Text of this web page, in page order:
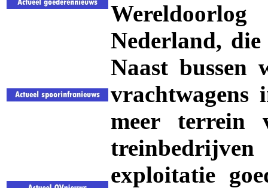
Nederland,
Naast bussen
vrachtwagens
meer terrein
exploitatie